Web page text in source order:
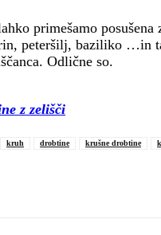
primešamo posušena
peteršilj, baziliko …in
Odlične so.
z zelišči
kruh drobtine krušne drobtine